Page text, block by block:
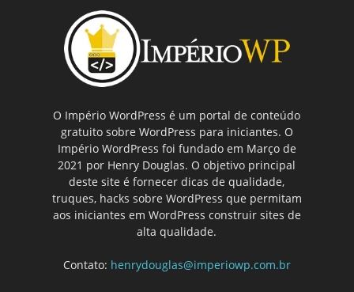
O Império WordPress é um portal de conteúdo
gratuito sobre WordPress para iniciantes. O
Império WordPress foi fundado em Março de
2021 por Henry Douglas. O objetivo principal
deste site é fornecer dicas de qualidade,
truques, hacks sobre WordPress que permitam
aos iniciantes em WordPress construir sites de
alta qualidade.
Contato: henrydouglas@imperiowp.com.br